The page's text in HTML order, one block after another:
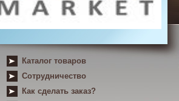
Каталог товаров
Сотрудничество
Как сделать заказ?